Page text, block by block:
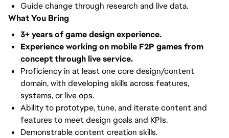
Guide change through research and live data.
What You Bring
3+ years of game design experience.
Experience working on mobile F2P games from
concept through live service.
Proficiency in at least one core design/content
domain, with developing skills across features,
systems, or live ops.
Ability to prototype, tune, and iterate content and
features to meet design goals and KPIs.
Demonstrable content creation skills.